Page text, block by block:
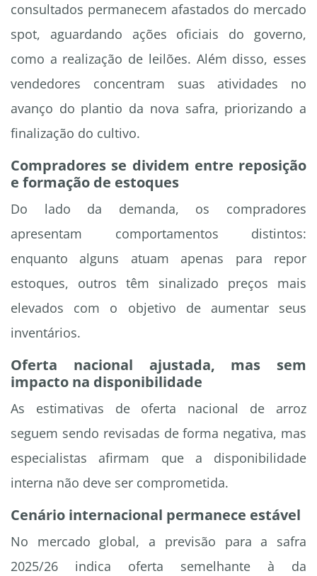
consultados permanecem afastados do mercado
spot, aguardando ações oficiais do governo,
como a realização de leilões. Além disso, esses
vendedores concentram suas atividades no
avanço do plantio da nova safra, priorizando a
finalização do cultivo.
Compradores se dividem entre reposição
e formação de estoques
Do lado da demanda, os compradores
apresentam comportamentos distintos:
enquanto alguns atuam apenas para repor
estoques, outros têm sinalizado preços mais
elevados com o objetivo de aumentar seus
inventários.
Oferta nacional ajustada, mas sem
impacto na disponibilidade
As estimativas de oferta nacional de arroz
seguem sendo revisadas de forma negativa, mas
especialistas afirmam que a disponibilidade
interna não deve ser comprometida.
Cenário internacional permanece estável
No mercado global, a previsão para a safra
2025/26 indica oferta semelhante à da